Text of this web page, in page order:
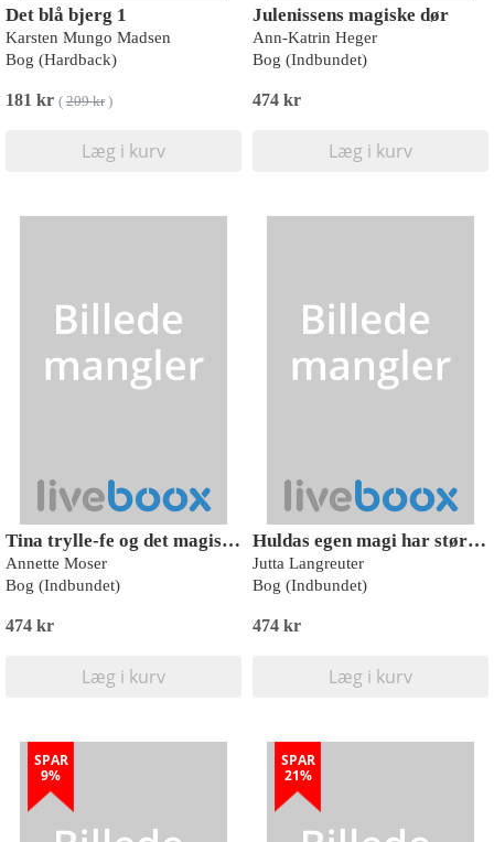
Det blå bjerg 1
Karsten Mungo Madsen
Bog (Hardback)
181 kr ( 209 kr)
Læg i kurv
Julenissens magiske dør
Ann-Katrin Heger
Bog (Indbundet)
474 kr
Læg i kurv
Tina trylle-fe og det magiske fe-støv
Annette Moser
Bog (Indbundet)
474 kr
Læg i kurv
Huldas egen magi har størst værdi
Jutta Langreuter
Bog (Indbundet)
474 kr
Læg i kurv
SPAR
9%
SPAR
21%